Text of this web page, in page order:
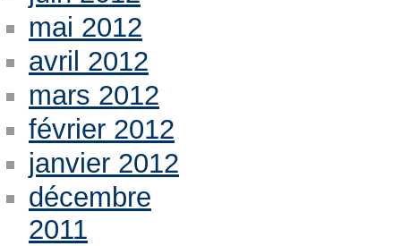
mai 2012
avril 2012
mars 2012
février 2012
janvier 2012
décembre
2011